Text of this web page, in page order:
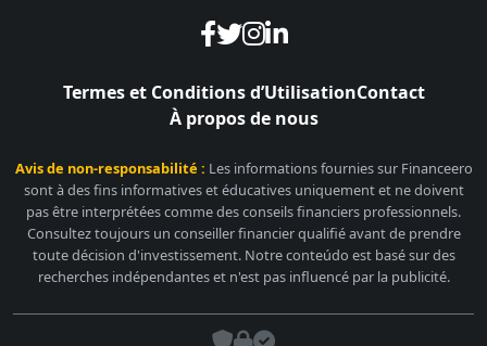
Termes et Conditions d’UtilisationContact
À propos de nous
Avis de non-responsabilité : Les informations fournies sur Financeero
sont à des fins informatives et éducatives uniquement et ne doivent
pas être interprétées comme des conseils financiers professionnels.
Consultez toujours un conseiller financier qualifié avant de prendre
toute décision d'investissement. Notre conteúdo est basé sur des
recherches indépendantes et n'est pas influencé par la publicité.